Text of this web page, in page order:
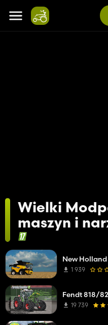
Wielki
maszyn i
New Holland
1 939
Fendt 818/
19 739